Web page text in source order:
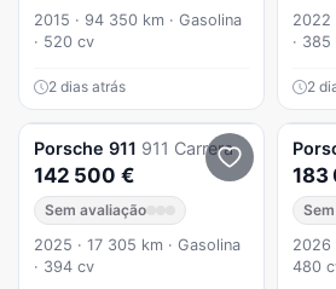
2015 · 94 350 km · Gasolina
· 520 cv
2 dias atrás
2022
· 385
2
Porsche 911 911 Carrera
142 500 €
Sem avaliação
2025 · 17 305 km · Gasolina
· 394 cv
183
2026
480